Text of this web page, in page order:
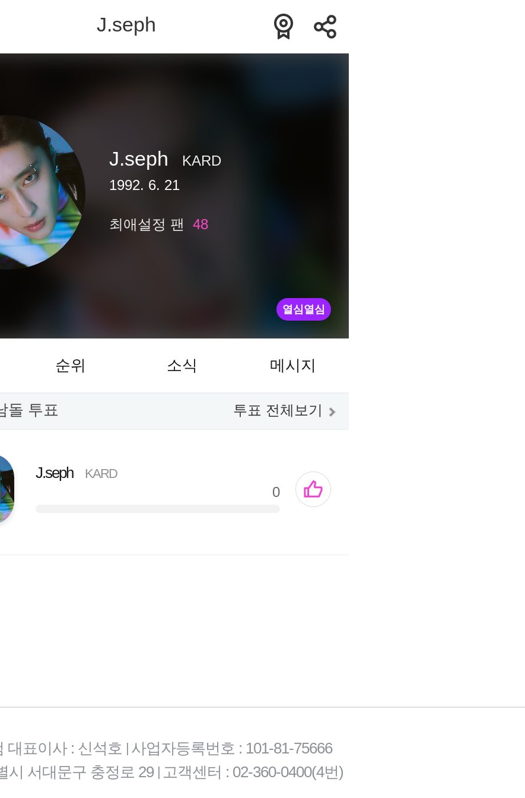
J.seph
J.seph
KARD
1992. 6. 21
최애설정 팬 48
열심열심
순위 소식 메시지
돌 투표 투표 전체보기
J.seph KARD
0
대표이사 : 신석호 | 사업자등록번호 : 101-81-75666
시 서대문구 충정로 29 | 고객센터 : 02-360-0400(4번)